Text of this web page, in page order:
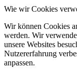
Wie wir Cookies
Wir können Cookies
werden. Wir
unsere Websites
Nutzererfahrung
anpassen.